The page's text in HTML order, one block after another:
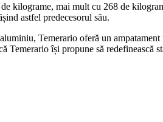
kilograme, mai mult cu 268 de
astfel predecesorul său.
Temerario oferă un
Temerario își propune să redefinească